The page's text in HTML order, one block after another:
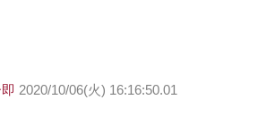
2020/10/06(火) 16:16:50.01